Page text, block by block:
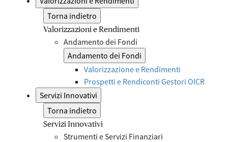
Torna indietro
Valorizzazioni e Rendimenti
Andamento dei Fondi
Andamento dei Fondi
Valorizzazione e Rendimenti
Prospetti e Rendiconti Gestori OICR
Servizi Innovativi
Torna indietro
Servizi Innovativi
Strumenti e Servizi Finanziari